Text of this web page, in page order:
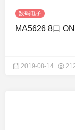
数码电子
MA5626 8口
2019-08-14